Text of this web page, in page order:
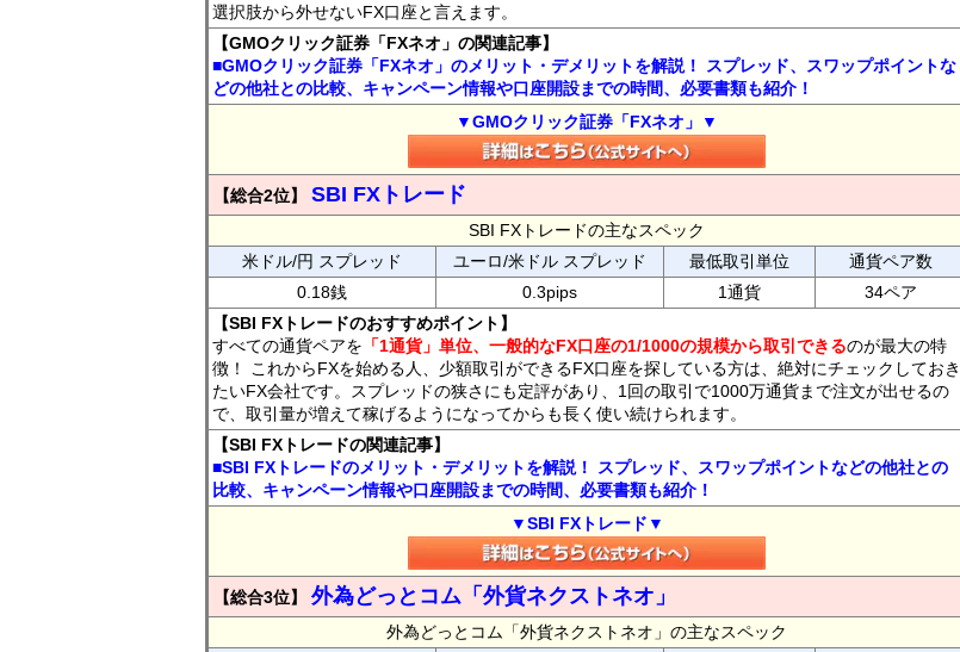
選択肢から外せないFX口座と言えます。
【GMOクリック証券「FXネオ」の関連記事】
■GMOクリック証券「FXネオ」のメリット・デメリットを解説！ スプレッド、スワップポイントな
どの他社との比較、キャンペーン情報や口座開設までの時間、必要書類も紹介！
▼GMOクリック証券「FXネオ」▼
【総合2位】 SBI FXトレード
SBI FXトレードの主なスペック
米ドル/円 スプレッド
ユーロ/米ドル スプレッド 最低取引単位
通貨ペア数
0.18銭
0.3pips 1通貨
34ペア
【SBI FXトレードのおすすめポイント】
すべての通貨ペアを 「1通貨」単位、一般的なFX口座の1/1000の規模から取引できるのが最大の特
徴！ これからFXを始める人、少額取引ができるFX口座を探している方は、絶対にチェックしておき
たいFX会社です。スプレッドの狭さにも定評があり、1回の取引で1000万通貨まで注文が出せるの
で、取引量が増えて稼げるようになってからも長く使い続けられます。
【SBI FXトレードの関連記事】
■SBI FXトレードのメリット・デメリットを解説！ スプレッド、スワップポイントなどの他社との
比較、キャンペーン情報や口座開設までの時間、必要書類も紹介！
▼SBI FXトレード▼
【総合3位】 外為どっとコム「外貨ネクストネオ」
外為どっとコム「外貨ネクストネオ」の主なスペック